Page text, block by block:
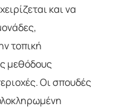
και να
τοπική
μεθόδους
Οι σπουδές